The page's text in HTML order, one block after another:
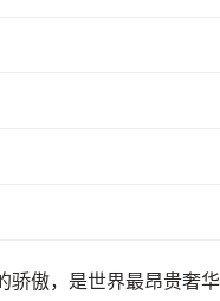
傲，是世界最昂贵奢